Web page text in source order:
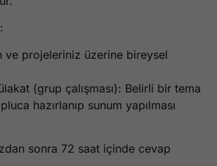
ve projeleriniz üzerine bireysel
(grup çalışması): Belirli bir tema
hazırlanıp sunum yapılması
sonra 72 saat içinde cevap